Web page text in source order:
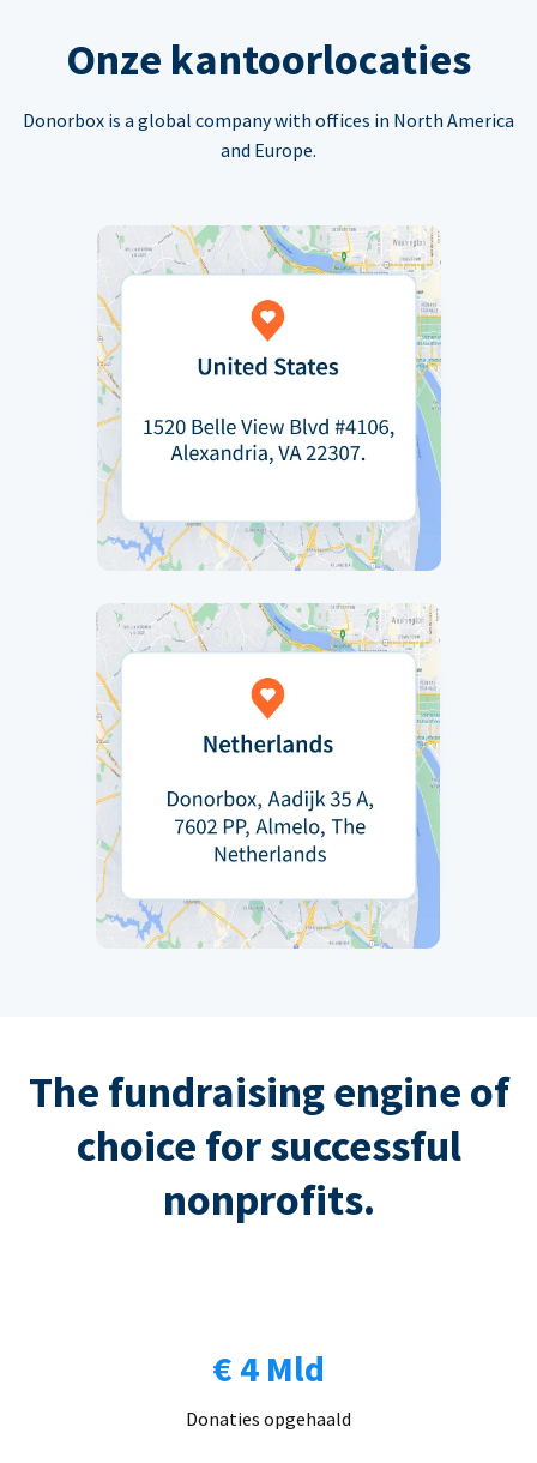
Onze kantoorlocaties
Donorbox is a global company with offices in North America
and Europe.
The fundraising engine of
choice for successful
nonprofits.
€ 4 Mld
Donaties opgehaald